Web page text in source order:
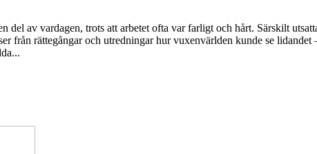
del av vardagen, trots att arbetet ofta var farligt och hårt. Särskilt
från rättegångar och utredningar hur vuxenvärlden kunde se lidandet